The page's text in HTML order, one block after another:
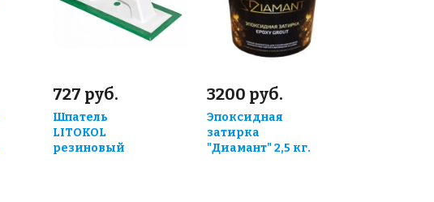
727 руб.
Шпатель
LITOKOL
резиновый
3200 руб.
Эпоксидная
затирка
"Диамант" 2,5 кг.